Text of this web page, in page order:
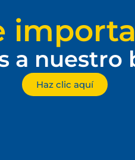
a nuestro
Haz clic aquí